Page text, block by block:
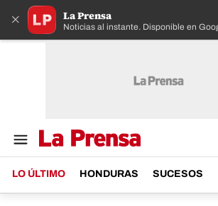
× La Prensa
Noticias al instante. Disponible en
LO ÚLTIMO HONDURAS SUCESOS